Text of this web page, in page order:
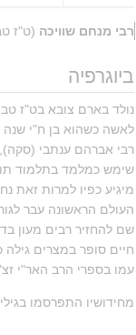
רבי מנחם שוויכה (ט"ז
ביוגרפיה
עמו בספרי הרב האר"י
מחידושיו התפרסמו